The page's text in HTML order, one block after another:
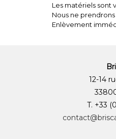
Les matériels sont
Nous ne
Enlèvement
12-14
T. +33